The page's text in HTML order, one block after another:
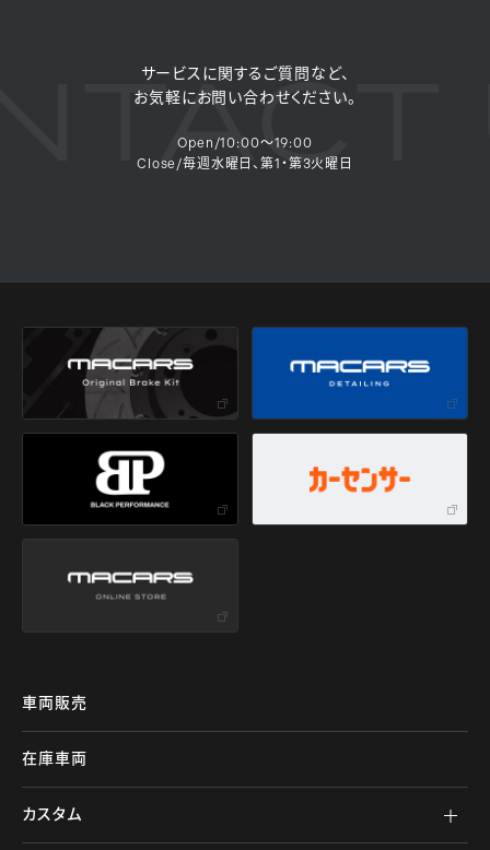
サービスに関するご質問など、
お気軽にお問い合わせください。
Open/10:00～19:00
Close/毎週水曜日、第1・第3火曜日
車両販売
在庫車両
カスタム